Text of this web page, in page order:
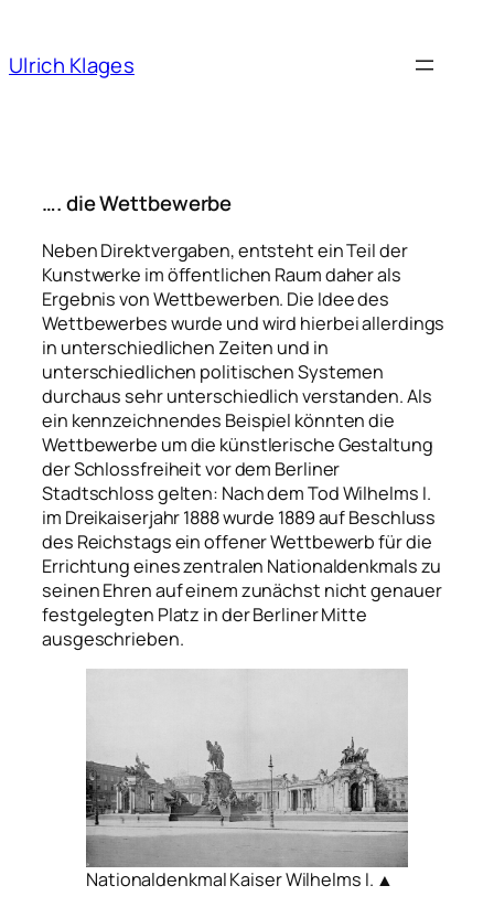
Ulrich Klages
…. die Wettbewerbe
Neben Direktvergaben, entsteht ein Teil der
Kunstwerke im öffentlichen Raum daher als
Ergebnis von Wettbewerben. Die Idee des
Wettbewerbes wurde und wird hierbei allerdings
in unterschiedlichen Zeiten und in
unterschiedlichen politischen Systemen
durchaus sehr unterschiedlich verstanden. Als
ein kennzeichnendes Beispiel könnten die
Wettbewerbe um die künstlerische Gestaltung
der Schlossfreiheit vor dem Berliner
Stadtschloss gelten: Nach dem Tod Wilhelms I.
im Dreikaiserjahr 1888 wurde 1889 auf Beschluss
des Reichstags ein offener Wettbewerb für die
Errichtung eines zentralen Nationaldenkmals zu
seinen Ehren auf einem zunächst nicht genauer
festgelegten Platz in der Berliner Mitte
ausgeschrieben.
Nationaldenkmal Kaiser Wilhelms I. ▲